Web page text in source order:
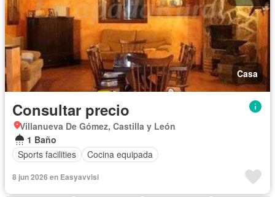
Casa
Consultar precio
Villanueva De Gómez, Castilla y León
1 Baño
Sports facilities
Cocina equipada
8 jun 2026 en Easyavvisi